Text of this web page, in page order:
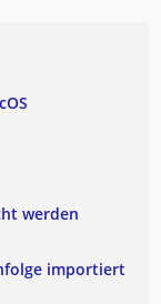
werden
importiert